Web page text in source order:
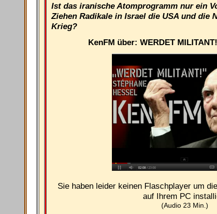
Ist das iranische Atomprogramm nur ein
Ziehen Radikale in Israel die USA und die
Krieg?
KenFM über: WERDET
Sie haben leider keinen Flaschplayer um
auf Ihrem PC
(Audio 23 Min.)